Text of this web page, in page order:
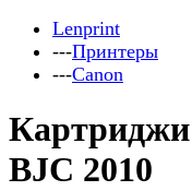
Lenprint
---Принтеры
---Canon
Картриджи
BJC 2010